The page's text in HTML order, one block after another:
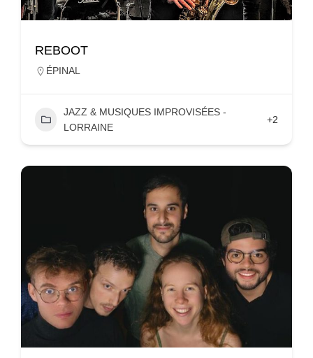
REBOOT
ÉPINAL
JAZZ & MUSIQUES IMPROVISÉES -
LORRAINE
+2